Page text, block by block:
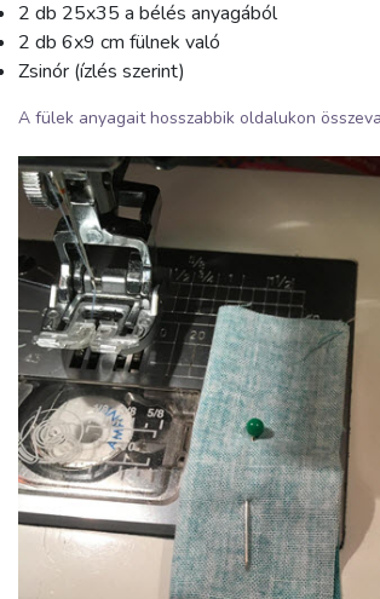
2 db 25x35 a bélés anyagából
2 db 6x9 cm fülnek való
Zsinór (ízlés szerint)
A fülek anyagait hosszabbik oldalukon